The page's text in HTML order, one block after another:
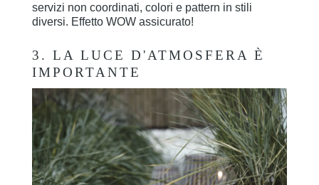
servizi non coordinati, colori e pattern in stili
diversi. Effetto WOW assicurato!
3. LA LUCE D'ATMOSFERA È
IMPORTANTE